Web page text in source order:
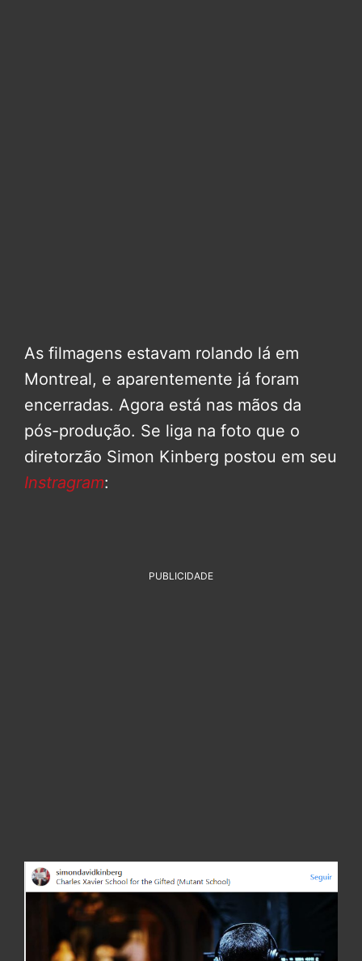
As filmagens estavam rolando lá em
Montreal, e aparentemente já foram
encerradas. Agora está nas mãos da
pós-produção. Se liga na foto que o
diretorzão Simon Kinberg postou em seu
Instragram:
PUBLICIDADE